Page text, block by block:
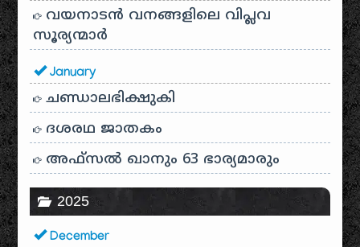
വയനാടൻ വനങ്ങളിലെ വിപ്ലവ
സൂര്യന്മാർ
January
ചണ്ഡാലഭിക്ഷുകി
ദശരഥ ജാതകം
അഫ്സൽ ഖാനും 63 ഭാര്യമാരും
2025
December